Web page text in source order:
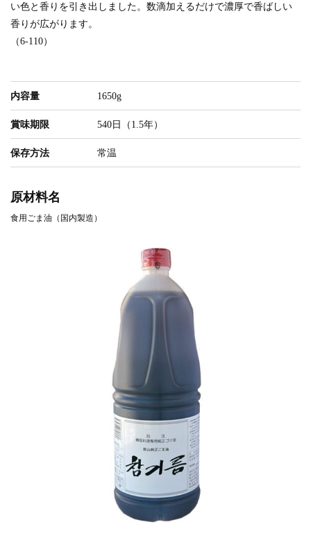
い色と香りを引き出しました。数滴加えるだけで濃厚で香ばしい
香りが広がります。
（6-110）
内容量 1650g
賞味期限 540日（1.5年）
保存方法 常温
原材料名
食用ごま油（国内製造）